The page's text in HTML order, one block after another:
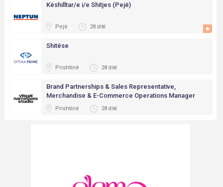
Këshilltar/e i/e Shitjes (Pejë)
Pejë 28 ditë
Shitëse
Prishtinë 28 ditë
Brand Partnerships & Sales Representative,
Merchandise & E-Commerce Operations Manager
Prishtinë 28 ditë